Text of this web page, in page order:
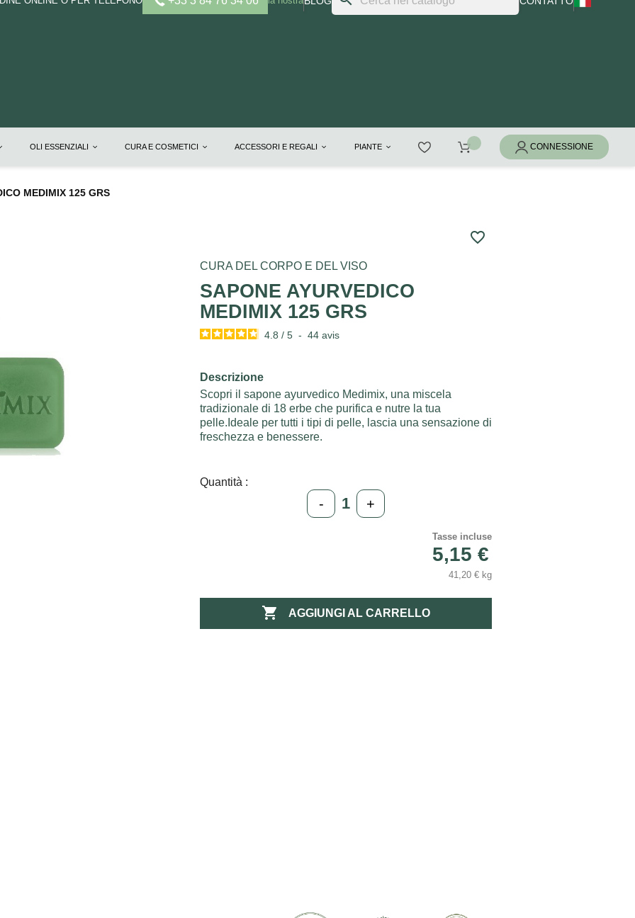
OLI ESSENZIALI CURA E COSMETICI ACCESSORI E REGALI PIANTE
MEDIMIX 125 GRS
favorite_border
CURA DEL CORPO E DEL VISO
SAPONE AYURVEDICO
MEDIMIX 125 GRS
4.8 / 5 - 44avis
Descrizione
Scopri il sapone ayurvedico Medimix, una miscela
tradizionale di 18 erbe che purifica e nutre la tua
pelle.Ideale per tutti i tipi di pelle, lascia una sensazione di
freschezza e benessere.
Quantità :
- +
Tasse incluse
5,15 €
41,20 € kg
 AGGIUNGI AL CARRELLO